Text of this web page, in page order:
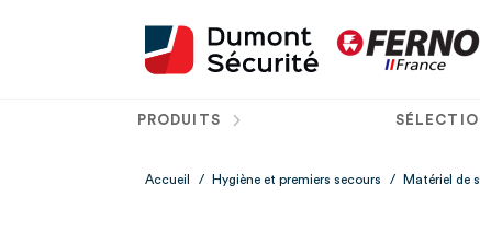
PRODUITS
Accueil / Hygiène et premiers secours / Matériel de